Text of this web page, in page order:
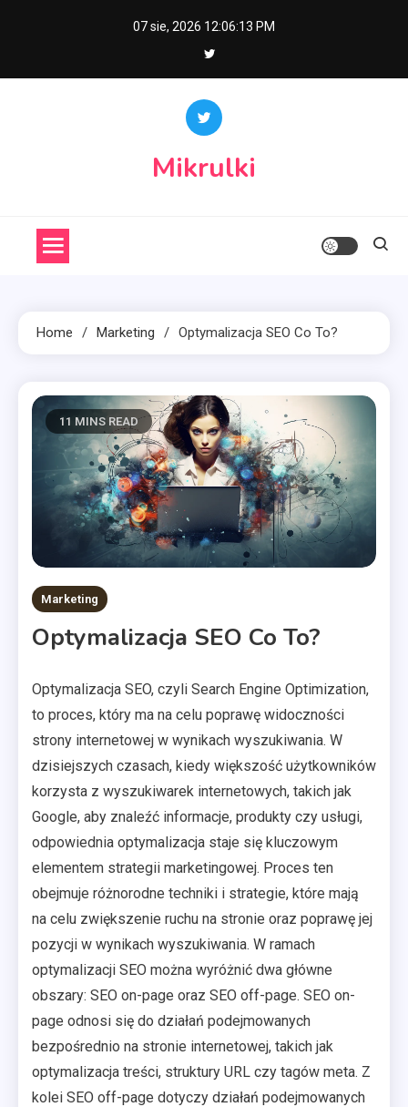
07 sie, 2026 12:06:14 PM
Mikrulki
Home Marketing Optymalizacja SEO Co To?
11 MINS READ
Marketing
Optymalizacja SEO Co To?
Optymalizacja SEO, czyli Search Engine Optimization,
to proces, który ma na celu poprawę widoczności
strony internetowej w wynikach wyszukiwania. W
dzisiejszych czasach, kiedy większość użytkowników
korzysta z wyszukiwarek internetowych, takich jak
Google, aby znaleźć informacje, produkty czy usługi,
odpowiednia optymalizacja staje się kluczowym
elementem strategii marketingowej. Proces ten
obejmuje różnorodne techniki i strategie, które mają
na celu zwiększenie ruchu na stronie oraz poprawę jej
pozycji w wynikach wyszukiwania. W ramach
optymalizacji SEO można wyróżnić dwa główne
obszary: SEO on-page oraz SEO off-page. SEO on-
page odnosi się do działań podejmowanych
bezpośrednio na stronie internetowej, takich jak
optymalizacja treści, struktury URL czy tagów meta. Z
kolei SEO off-page dotyczy działań podejmowanych